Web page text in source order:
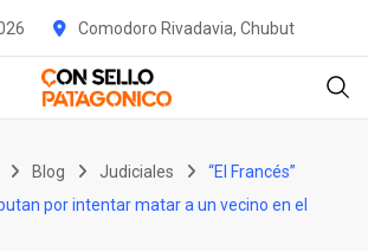
Comodoro Rivadavia, Chubut
Blog Judiciales
“El Francés”
por intentar matar a un vecino en el